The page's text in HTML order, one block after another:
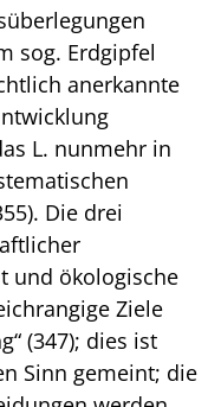
sog. Erdgipfel
anerkannte
L. nunmehr in
Die drei
und ökologische
Ziele
(347); dies ist
Sinn gemeint; die